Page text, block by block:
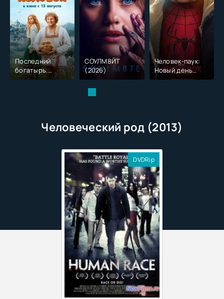
Последний
богатырь.
Колобок (2026)
СОУЛМ8ЙТ
(2026)
Человек-паук:
Новый день
(2026)
Человеческий род (2013)
DVDRip